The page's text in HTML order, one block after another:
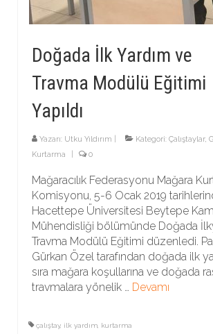
Doğada İlk Yardım ve
Travma Modülü Eğitimi
Yapıldı
Yazarı: Utku Yıldırım Kategori: Çalıştaylar,
Kurtarma
0
Mağaracılık Federasyonu Mağara
Komisyonu, 5-6 Ocak 2019
Hacettepe Üniversitesi Beytepe
Mühendisliği bölümünde Doğada
Travma Modülü Eğitimi düzenledi.
Gürkan Özel tarafından doğada ilk
sıra mağara koşullarına ve doğada
travmalara yönelik … Devamı
çalıştay, ilk yardım kurtarma